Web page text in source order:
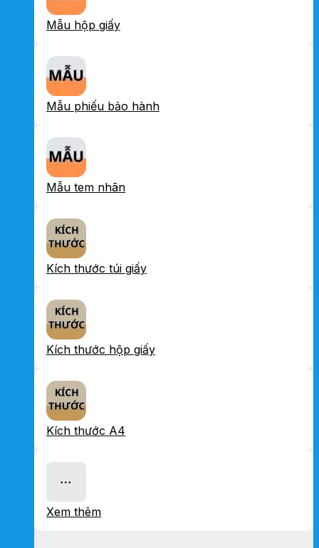
Mẫu hộp giấy
Mẫu phiếu bảo hành
Mẫu tem nhãn
Kích thước túi giấy
Kích thước hộp giấy
Kích thước A4
Xem thêm